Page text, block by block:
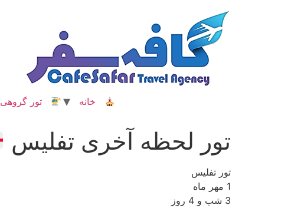
خانه تور گروهی
تور لحظه آخری تفلیس
تور تفلیس
1 مهر ماه
3 شب و 4 روز